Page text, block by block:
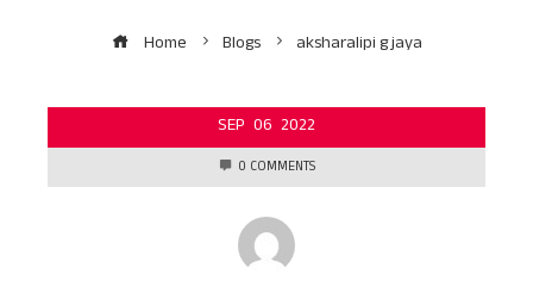
Home Blogs aksharalipi g jaya
SEP 06 2022
0 COMMENTS